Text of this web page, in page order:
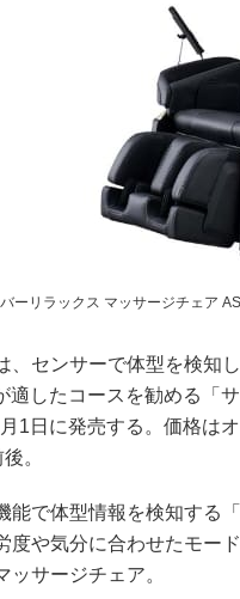
ーリラックス マッサージチェア
、センサーで体型を検知
適したコースを勧める「
1日に発売する。価格は
。
能で体型情報を検知する
度や気分に合わせたモー
ッサージチェア。